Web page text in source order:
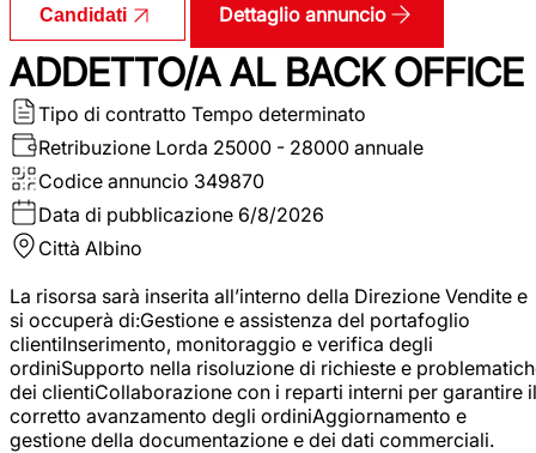
Candidati Dettaglio annuncio
ADDETTO/A AL BACK OFFICE
Tipo di contratto Tempo determinato
Retribuzione Lorda 25000 - 28000 annuale
Codice annuncio 349870
Data di pubblicazione 6/8/2026
Città Albino
La risorsa sarà inserita all’interno della Direzione Vendite e
si occuperà di:Gestione e assistenza del portafoglio
clientiInserimento, monitoraggio e verifica degli
ordiniSupporto nella risoluzione di richieste e
dei clientiCollaborazione con i reparti interni per garantire il
corretto avanzamento degli ordiniAggiornamento e
gestione della documentazione e dei dati commerciali.